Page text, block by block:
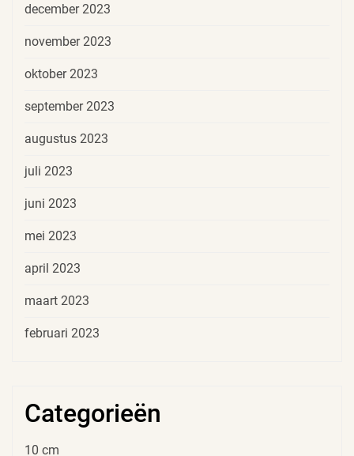
december 2023
november 2023
oktober 2023
september 2023
augustus 2023
juli 2023
juni 2023
mei 2023
april 2023
maart 2023
februari 2023
Categorieën
10 cm